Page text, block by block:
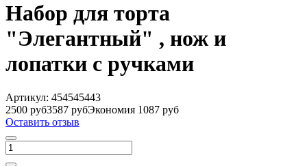
Набор для торта
"Элегантный" , нож и
лопатки с ручками
Артикул: 454545443
2500 руб3587 рубЭкономия 1087 руб
Оставить отзыв